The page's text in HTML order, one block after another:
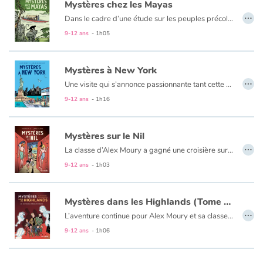
Blog
Actualités
Par thématique
Rencontres et témoignages
Contes d'ici et d'ailleurs
Autour de la lecture
Apprendre à lire
Livre audio
Mystères chez les Mayas
Dans le cadre d’une étude sur les peuples précolombiens, la classe d’Alex Moury se rend au Mexique en pays maya. Mais lors d’un déplacement en pirogue, une partie des élèves se perd dans la jungle. Fuyant devant une bande de trafiquants, les enfants se réfugient chez les Lacandons. Mais entre autres dangers, le jaguar rôde. Lors d’une sortie avec les enfants indiens, les CM2 ont l’impression que la jungle les prend en chasse. Ils s’enfuient et, pour échapper à leurs poursuivants, tant fauves que trafiquants, ils s’engouffrent dans une profonde caverne qui débouche sur une cité maya en parfait état. Et habitée ! Pour préserver leur secret, les Mayas laisseront-ils repartir les enfants ?
9-12 ans - 1h05
…
Mystères à New York
Une visite qui s’annonce passionnante tant cette grande métropole regorge de sites incontournables : Manhattan, La statue de la Liberté, le pont de Brooklyn, Harlem...
Y aurait-il un rapport avec une immigrante du siècle passé et dont la photographie, découverte au Musée de l'Immigration d'Ellis Island, révèle qu'elle est le sosie parfait de Mélanie ? Une 14e aventure à haut-risque signée Alain Surget, spécialiste des récits à grand suspense et auteur à succès chez Flammarion, Nathan, Rageot, Auzou, ABC MELODY et lauréat de nombreux prix littéraires.
9-12 ans - 1h16
…
Mystères sur le Nil
La classe d’Alex Moury a gagné une croisière sur le Nil. Embarqués sur le Sobek qui tient plus du navire pirate que d’un palace flottant, les CM2 descendent le Nil, de Louxor à Assouan, tout en visitant des temples et des tombeaux. Mais le voyage n’est pas sans périls : outre le danger des crocodiles, des pirates suivent l’avancée du bateau et tentent même une attaque. Pour couronner le tout, deux touristes, qui ont rejoint les passagers, se sont fait agresser dans un temple, sous les yeux des élèves. Que recherchent les bandits ? Y aurait-il un secret sur le Sobek ?
9-12 ans - 1h03
…
Mystères dans les Highlands (Tome 2) - Les secrets du château de Glamis
L’aventure continue pour Alex Moury et sa classe de CM1 !
Entre les étranges gémissements qui s’échappent des murs et les apparitions de lugubres fantômes, les enfants vont connaître les plus belles frayeurs de leur vie…
9-12 ans - 1h06
…